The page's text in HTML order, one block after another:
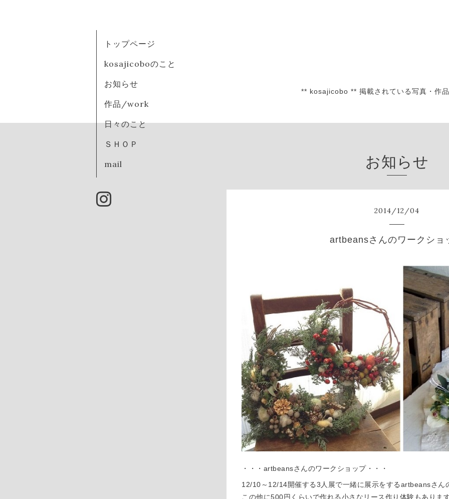
** kosajicobo ** 掲載されている写真・作
トップページ
kosajicoboのこと
お知らせ
作品/work
日々のこと
ＳＨＯＰ
mail
お知らせ
2014/12/04
artbeansさんのワークショ
・・・artbeansさんのワークショップ・・・
12/10～12/14開催する3人展で一緒に展示をするartbeansさん
この他に500円くらいで作れる小さなリース作り体験もありま